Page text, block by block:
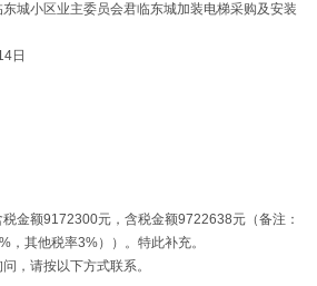
城小区业主委员会君临东城加装电梯采购及安装
10月14日
金额9172300元，含税金额9722638元（备注：
，其他税率3%））。特此补充。
，请按以下方式联系。